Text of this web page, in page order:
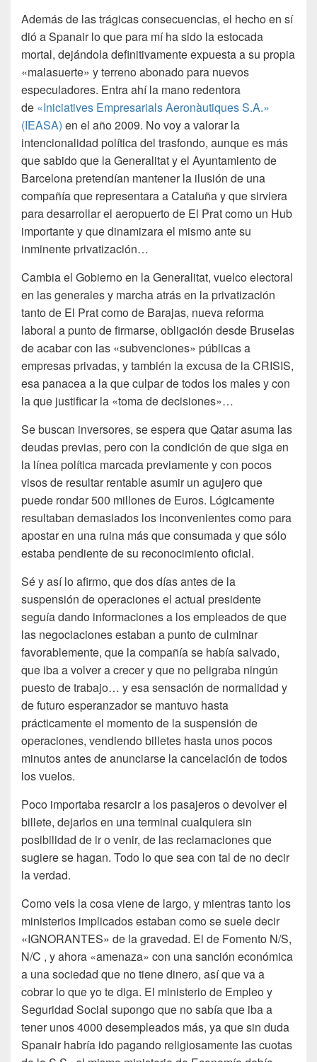
Además de las trágicas consecuencias, el hecho en sí
dió a Spanair lo que para mí ha sido la estocada
mortal, dejándola definitivamente expuesta a su propia
«malasuerte» y terreno abonado para nuevos
especuladores. Entra ahí la mano redentora
de «Iniciatives Empresarials Aeronàutiques S.A.»
(IEASA) en el año 2009. No voy a valorar la
intencionalidad política del trasfondo, aunque es más
que sabido que la Generalitat y el Ayuntamiento de
Barcelona pretendían mantener la ilusión de una
compañía que representara a Cataluña y que sirviera
para desarrollar el aeropuerto de El Prat como un Hub
importante y que dinamizara el mismo ante su
inminente privatización…
Cambia el Gobierno en la Generalitat, vuelco electoral
en las generales y marcha atrás en la privatización
tanto de El Prat como de Barajas, nueva reforma
laboral a punto de firmarse, obligación desde Bruselas
de acabar con las «subvenciones» públicas a
empresas privadas, y también la excusa de la CRISIS,
esa panacea a la que culpar de todos los males y con
la que justificar la «toma de decisiones»…
Se buscan inversores, se espera que Qatar asuma las
deudas previas, pero con la condición de que siga en
la línea política marcada previamente y con pocos
visos de resultar rentable asumir un agujero que
puede rondar 500 millones de Euros. Lógicamente
resultaban demasiados los inconvenientes como para
apostar en una ruina más que consumada y que sólo
estaba pendiente de su reconocimiento oficial.
Sé y así lo afirmo, que dos días antes de la
suspensión de operaciones el actual presidente
seguía dando informaciones a los empleados de que
las negociaciones estaban a punto de culminar
favorablemente, que la compañía se había salvado,
que iba a volver a crecer y que no peligraba ningún
puesto de trabajo… y esa sensación de normalidad y
de futuro esperanzador se mantuvo hasta
prácticamente el momento de la suspensión de
operaciones, vendiendo billetes hasta unos pocos
minutos antes de anunciarse la cancelación de todos
los vuelos.
Poco importaba resarcir a los pasajeros o devolver el
billete, dejarlos en una terminal cualquiera sin
posibilidad de ir o venir, de las reclamaciones que
sugiere se hagan. Todo lo que sea con tal de no decir
la verdad.
Como veis la cosa viene de largo, y mientras tanto los
ministerios implicados estaban como se suele decir
«IGNORANTES» de la gravedad. El de Fomento N/S,
N/C , y ahora «amenaza» con una sanción económica
a una sociedad que no tiene dinero, así que va a
cobrar lo que yo te diga. El ministerio de Empleo y
Seguridad Social supongo que no sabía que iba a
tener unos 4000 desempleados más, ya que sin duda
Spanair habría ido pagando religiosamente las cuotas